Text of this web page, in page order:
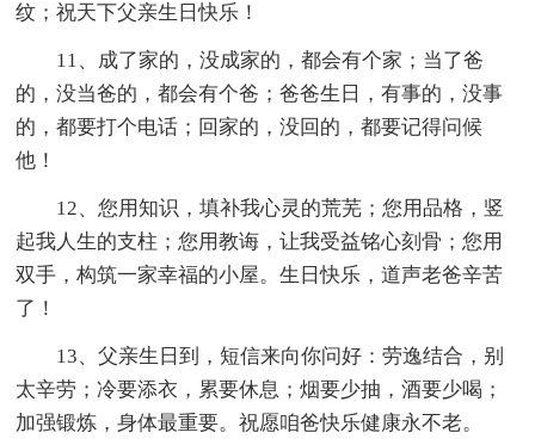
纹；祝天下父亲生日快乐！
11、成了家的，没成家的，都会有个家；当了爸
的，没当爸的，都会有个爸；爸爸生日，有事的，没事
的，都要打个电话；回家的，没回的，都要记得问候
他！
12、您用知识，填补我心灵的荒芜；您用品格，竖
起我人生的支柱；您用教诲，让我受益铭心刻骨；您用
双手，构筑一家幸福的小屋。生日快乐，道声老爸辛苦
了！
13、父亲生日到，短信来向你问好：劳逸结合，别
太辛劳；冷要添衣，累要休息；烟要少抽，酒要少喝；
加强锻炼，身体最重要。祝愿咱爸快乐健康永不老。